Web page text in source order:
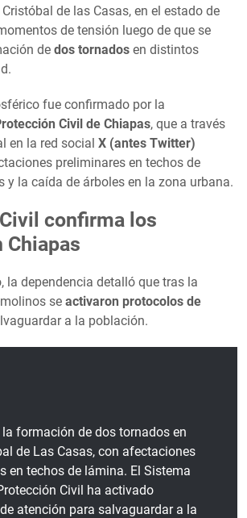
de las Casas, en el estado de
de tensión luego de que se
de dos tornados en distintos
fue confirmado por la
Civil de Chiapas, que a través
en la red social X (antes Twitter)
preliminares en techos de
y la caída de árboles en la zona urbana.
confirma los
Chiapas
la dependencia detalló que tras la
se activaron protocolos de
a la población.
la formación de dos tornados en
de Las Casas, con afectaciones
en techos de lámina. El Sistema
Civil ha activado
atención para salvaguardar a la